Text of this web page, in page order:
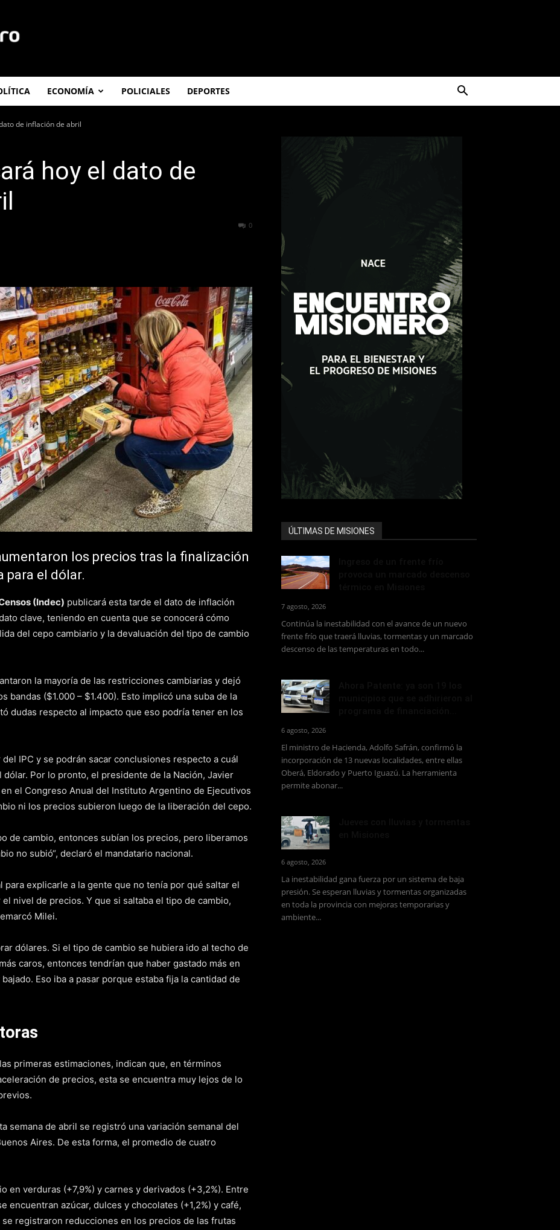
ECONOMÍA POLICIALES DEPORTES
de inflación de abril
hoy el dato de
0
los precios tras la finalización
para el dólar.
(Indec) publicará esta tarde el dato de inflación
clave, teniendo en cuenta que se conocerá cómo
del cepo cambiario y la devaluación del tipo de cambio
la mayoría de las restricciones cambiarias y dejó
bandas ($1.000 – $1.400). Esto implicó una suba de la
dudas respecto al impacto que eso podría tener en los
IPC y se podrán sacar conclusiones respecto a cuál
Por lo pronto, el presidente de la Nación, Javier
el Congreso Anual del Instituto Argentino de Ejecutivos
ni los precios subieron luego de la liberación del cepo.
de cambio, entonces subían los precios, pero liberamos
no subió“, declaró el mandatario nacional.
explicarle a la gente que no tenía por qué saltar el
nivel de precios. Y que si saltaba el tipo de cambio,
Milei.
dólares. Si el tipo de cambio se hubiera ido al techo de
caros, entonces tendrían que haber gastado más en
Eso iba a pasar porque estaba fija la cantidad de
primeras estimaciones, indican que, en términos
de precios, esta se encuentra muy lejos de lo
semana de abril se registró una variación semanal del
Aires. De esta forma, el promedio de cuatro
en verduras (+7,9%) y carnes y derivados (+3,2%). Entre
encuentran azúcar, dulces y chocolates (+1,2%) y café,
se registraron reducciones en los precios de las frutas
ÚLTIMAS DE MISIONES
7 agosto, 2026
Continúa la inestabilidad con el avance de un nuevo
frente frío que traerá lluvias, tormentas y un marcado
descenso de las temperaturas en todo...
6 agosto, 2026
El ministro de Hacienda, Adolfo Safrán, confirmó la
incorporación de 13 nuevas localidades, entre ellas
Oberá, Eldorado y Puerto Iguazú. La herramienta
permite abonar...
6 agosto, 2026
La inestabilidad gana fuerza por un sistema de baja
presión. Se esperan lluvias y tormentas organizadas
en toda la provincia con mejoras temporarias y
ambiente...